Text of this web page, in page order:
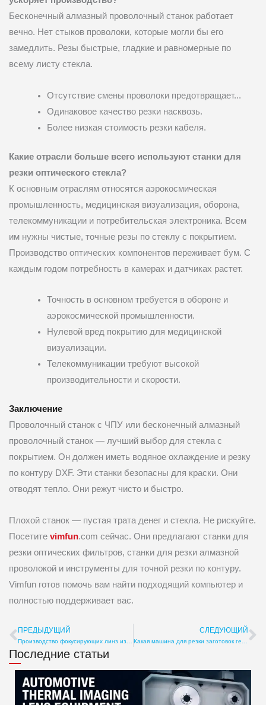
Бесконечный алмазный проволочный станок работает
вечно. Нет стыков проволоки, которые могли бы его
замедлить. Резы быстрые, гладкие и равномерные по
всему листу стекла.
Отсутствие смены проволоки предотвращает...
Одинаковое качество резки насквозь.
Более низкая стоимость резки кабеля.
Какие отрасли больше всего используют станки для
резки оптического стекла?
К основным отраслям относятся аэрокосмическая
промышленность, медицинская визуализация, оборона,
телекоммуникации и потребительская электроника. Всем
им нужны чистые, точные резы по стеклу с покрытием.
Производство оптических компонентов переживает бум. С
каждым годом потребность в камерах и датчиках растет.
Точность в основном требуется в обороне и
аэрокосмической промышленности.
Нулевой вред покрытию для медицинской
визуализации.
Телекоммуникации требуют высокой
производительности и скорости.
Заключение
Проволочный станок с ЧПУ или бесконечный алмазный
проволочный станок — лучший выбор для стекла с
покрытием. Он должен иметь водяное охлаждение и резку
по контуру DXF. Эти станки безопасны для краски. Они
отводят тепло. Они режут чисто и быстро.
Плохой станок — пустая трата денег и стекла. Не рискуйте.
Посетите vimfun.com сейчас. Они предлагают станки для
резки оптических фильтров, станки для резки алмазной
проволокой и инструменты для точной резки по контуру.
Vimfun готов помочь вам найти подходящий компьютер и
полностью поддерживает вас.
Пред
ПРЕДЫДУЩИЙ СЛЕДУЮЩИЙ
Последние статьи